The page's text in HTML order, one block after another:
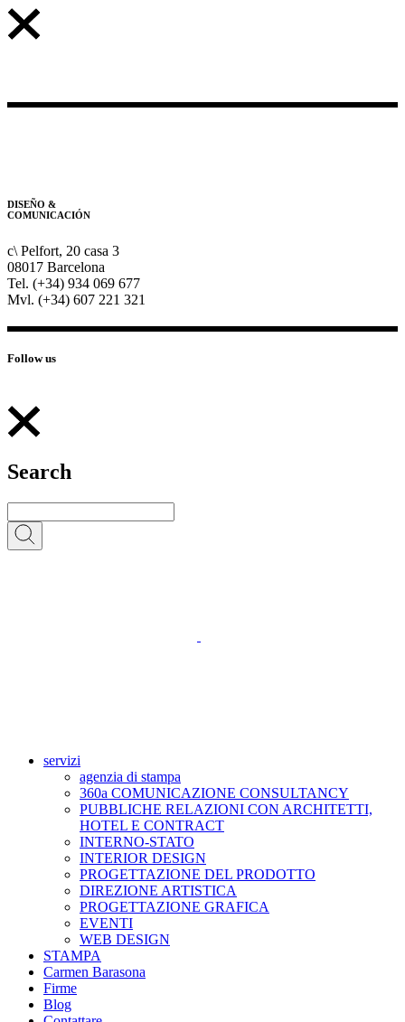
DISEÑO &
COMUNICACIÓN
c\ Pelfort, 20 casa 3
08017 Barcelona
Tel. (+34) 934 069 677
Mvl. (+34) 607 221 321
Follow us
Search
servizi
agenzia di stampa
360a COMUNICAZIONE CONSULTANCY
PUBBLICHE RELAZIONI CON ARCHITETTI,
HOTEL E CONTRACT
INTERNO-STATO
INTERIOR DESIGN
PROGETTAZIONE DEL PRODOTTO
DIREZIONE ARTISTICA
PROGETTAZIONE GRAFICA
EVENTI
WEB DESIGN
STAMPA
Carmen Barasona
Firme
Blog